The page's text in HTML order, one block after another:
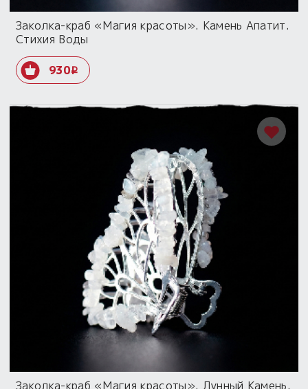
Заколка-краб «Магия красоты». Камень Апатит.
Стихия Воды
930i
Заколка-краб «Магия красоты». Лунный Камень.